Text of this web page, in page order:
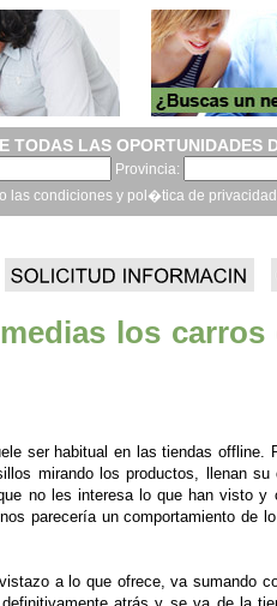
LAS OPORTUNIDADES
Provincia:
las condiciones y pol�tica de privacidad
los carros
ser habitual en las tiendas offline.
mirando los productos, llenan
no les interesa lo que han visto y
parecería un comportamiento de
a lo que ofrece, va sumando